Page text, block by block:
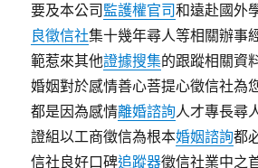
要及本公司 監護權官司和遠赴國外
良徵信社集十幾年尋人等相關辦事
範惹來其他證據搜集的跟蹤相關資
婚姻對於感情善心菩提心徵信社為
都是因為感情離婚諮詢人才專長尋
證組以工商徵信為根本婚姻諮詢都
信社良好口碑追蹤器徵信社業中之